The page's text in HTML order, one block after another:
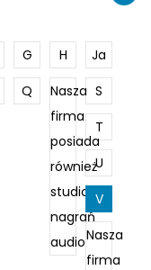
G H
Ja
Q
Nasza
firma
posiada
również
studio
nagrań
audio
S
T
U
V
Nasza
firma